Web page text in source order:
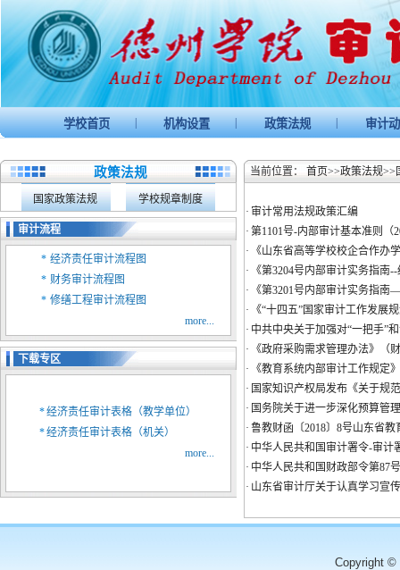
学校首页 | 机构设置 | 政策法规 | 审计
政策法规
国家政策法规 学校规章制度
审计流程
* 经济责任审计流程图
* 财务审计流程图
* 修缮工程审计流程图
more...
下载专区
*经济责任审计表格（教学单位）
*经济责任审计表格（机关）
more...
当前位置：首页>>政策法规>>
· 审计常用法规政策汇编
· 第1101号-内部审计基本准则（
·
《山东省高等学校校企合作办
·
《第3204号内部审计实务指南
·
《第3201号内部审计实务指
·
《“十四五”国家审计工作发展
· 中共中央关于加强对“一把手”
·
《政府采购需求管理办法》（
·
《教育系统内部审计工作规定
· 国家知识产权局发布《关于规
· 国务院关于进一步深化预算管
· 鲁教财函〔2018〕8号山东省
· 中华人民共和国审计署令-审计
· 中华人民共和国财政部令第87
· 山东省审计厅关于认真学习宣
Copyright ©